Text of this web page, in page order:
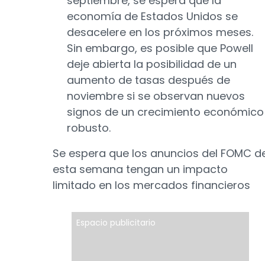
economía de Estados Unidos se
desacelere en los próximos meses.
Sin embargo, es posible que Powell
deje abierta la posibilidad de un
aumento de tasas después de
noviembre si se observan nuevos
signos de un crecimiento económico
robusto.
Se espera que los anuncios del FOMC
esta semana tengan un impacto
limitado en los mercados financieros
Espacio publicitario